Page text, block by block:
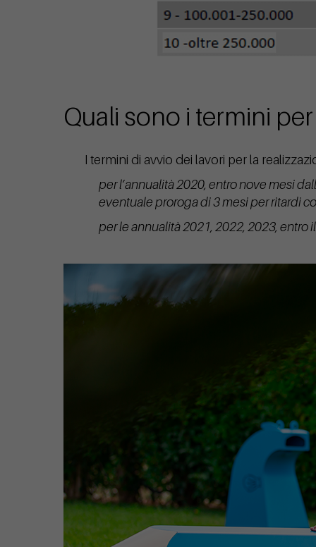
Quali sono i termini
I termini di avvio dei lavori per la
per l’annualità 2020, entro nove mesi
eventuale proroga di 3 mesi per ritardi
per le annualità 2021, 2022, 2023,